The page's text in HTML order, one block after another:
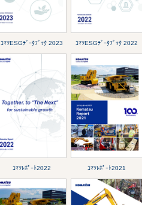
ｺﾏﾂESGﾃﾞｰﾀﾌﾞｯｸ 2023 ｺﾏﾂESGﾃﾞｰﾀﾌﾞｯｸ 2022
ｺﾏﾂﾚﾎﾟｰﾄ2022 ｺﾏﾂﾚﾎﾟｰﾄ2021